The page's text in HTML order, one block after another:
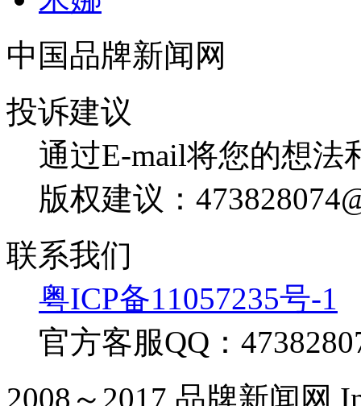
中国品牌新闻网
投诉建议
通过E-mail将您的想法
版权建议：
联系我们
粤ICP备11057235号-1
官方客服QQ：
2008～2017 品牌新闻网